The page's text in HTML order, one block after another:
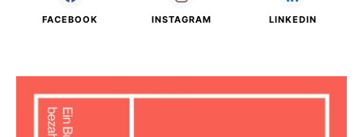
FACEBOOK INSTAGRAM LINKEDIN